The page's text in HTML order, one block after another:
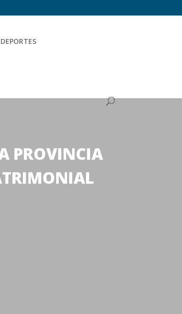
DEPORTES
PROVINCIA